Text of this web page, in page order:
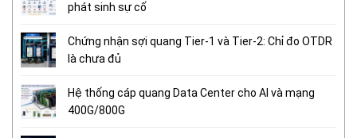
phát sinh sự cố
Chứng nhận sợi quang Tier-1 và Tier-2: Chỉ đo OTDR
là chưa đủ
Hệ thống cáp quang Data Center cho AI và mạng
400G/800G